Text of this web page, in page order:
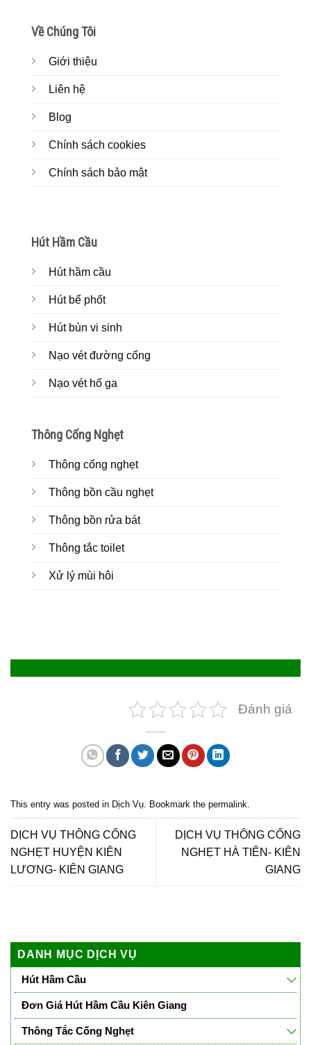
Về Chúng Tôi
Giới thiệu
Liên hệ
Blog
Chính sách cookies
Chính sách bảo mật
Hút Hầm Cầu
Hút hầm cầu
Hút bể phốt
Hút bùn vi sinh
Nạo vét đường cống
Nạo vét hố ga
Thông Cống Nghẹt
Thông cống nghẹt
Thông bồn cầu nghẹt
Thông bồn rửa bát
Thông tắc toilet
Xử lý mùi hôi
Đánh giá
This entry was posted in Dịch Vụ. Bookmark the permalink.
DỊCH VỤ THÔNG CỐNG
NGHẸT HUYỆN KIÊN
LƯƠNG- KIÊN GIANG
DỊCH VỤ THÔNG CỐNG
NGHẸT HÀ TIÊN- KIÊN
GIANG
DANH MỤC DỊCH VỤ
Hút Hầm Cầu
Đơn Giá Hút Hầm Cầu Kiên Giang
Thông Tắc Cống Nghẹt